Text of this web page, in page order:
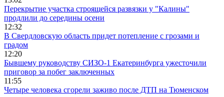
Перекрытие участка строящейся развязки у "Калины"
продлили до середины осени
12:32
В Свердловскую область придет потепление с грозами и
градом
12:20
Бывшему руководству СИЗО-1 Екатеринбурга ужесточили
приговор за побег заключенных
11:55
Четыре человека сгорели заживо после ДТП на Тюменском